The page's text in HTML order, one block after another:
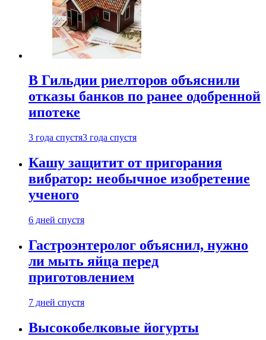
В Гильдии риелторов объяснили
отказы банков по ранее одобренной
ипотеке
3 года спустя3 года спустя
Кашу защитит от пригорания
вибратор: необычное изобретение
ученого
6 дней спустя
Гастроэнтеролог объяснил, нужно
ли мыть яйца перед
приготовлением
7 дней спустя
Высокобелковые йогурты